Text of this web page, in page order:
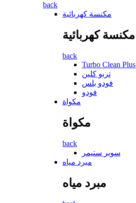
back
مكنسة كهربائية
مكنسة كهربائية
back
Turbo Clean Plus
تربو كلين
فودو بلس
فودو
مكواة
مكواة
back
سوبر ستيمر
مبرد مياه
مبرد مياه